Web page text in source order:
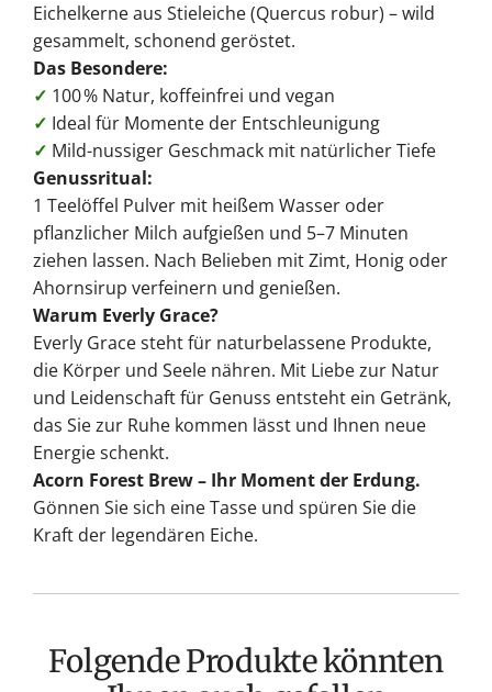
Eichelkerne aus Stieleiche (Quercus robur) – wild
gesammelt, schonend geröstet.
Das Besondere:
✓ 100 % Natur, koffeinfrei und vegan
✓ Ideal für Momente der Entschleunigung
✓ Mild-nussiger Geschmack mit natürlicher Tiefe
Genussritual:
1 Teelöffel Pulver mit heißem Wasser oder
pflanzlicher Milch aufgießen und 5–7 Minuten
ziehen lassen. Nach Belieben mit Zimt, Honig oder
Ahornsirup verfeinern und genießen.
Warum Everly Grace?
Everly Grace steht für naturbelassene Produkte,
die Körper und Seele nähren. Mit Liebe zur Natur
und Leidenschaft für Genuss entsteht ein Getränk,
das Sie zur Ruhe kommen lässt und Ihnen neue
Energie schenkt.
Acorn Forest Brew – Ihr Moment der Erdung.
Gönnen Sie sich eine Tasse und spüren Sie die
Kraft der legendären Eiche.
Folgende Produkte könnten